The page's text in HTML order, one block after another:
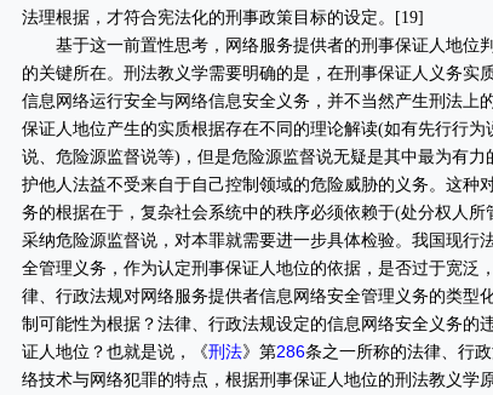
法理根据，才符合宪法化的刑事政策目标的设定。[19]
基于这一前置性思考，网络服务提供者的刑事保证人地位
的关键所在。刑法教义学需要明确的是，在刑事保证人义务实
信息网络运行安全与网络信息安全义务，并不当然产生刑法上
保证人地位产生的实质根据存在不同的理论解读(如有先行行
说、危险源监督说等)，但是危险源监督说无疑是其中最为有
护他人法益不受来自于自己控制领域的危险威胁的义务。这种
务的根据在于，复杂社会系统中的秩序必须依赖于(处分权人
采纳危险源监督说，对本罪就需要进一步具体检验。我国现行
全管理义务，作为认定刑事保证人地位的依据，是否过于宽泛
律、行政法规对网络服务提供者信息网络安全管理义务的类型
制可能性为根据？法律、行政法规设定的信息网络安全义务的
证人地位？也就是说，《刑法》第286条之一所称的法律、行
络技术与网络犯罪的特点，根据刑事保证人地位的刑法教义学